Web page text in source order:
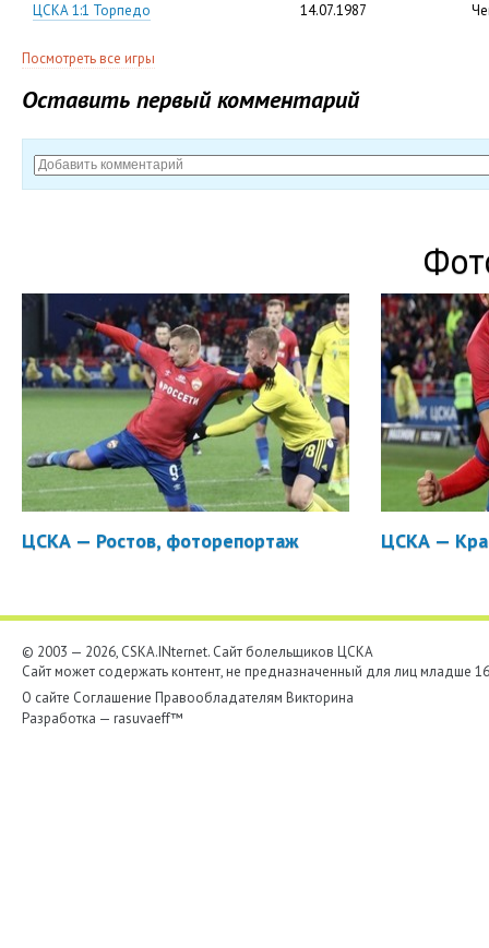
ЦСКА 1:1 Торпедо
14.07.1987
Посмотреть все игры
Оставить первый комментарий
ЦСКА — Ростов, фоторепортаж ЦСКА —
© 2003 — 2026, CSKA.INternet. Cайт болельщиков ЦСКА
Сайт может содержать контент, не предназначенный для лиц младше
О сайте Соглашение Правообладателям Викторина
Разработка — rasuvaeff™